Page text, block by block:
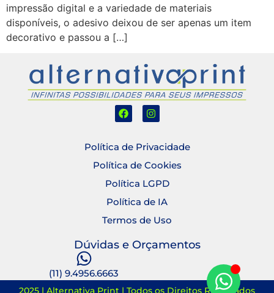
impressão digital e a variedade de materiais
disponíveis, o adesivo deixou de ser apenas um item
decorativo e passou a […]
Política de Privacidade
Política de Cookies
Política LGPD
Política de IA
Termos de Uso
Dúvidas e Orçamentos
(11) 9.4956.6663
2025 | Alternativa Print | Todos os Direitos Reservados